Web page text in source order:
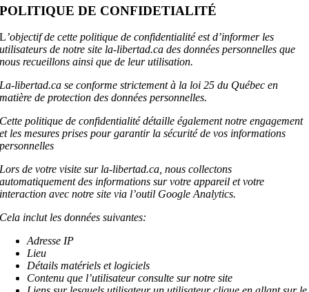
POLITIQUE DE CONFIDETIALITÉ
L’objectif de cette politique de confidentialité est d’informer les
utilisateurs de notre site la-libertad.ca des données personnelles que
nous recueillons ainsi que de leur utilisation.
La-libertad.ca se conforme strictement à la loi 25 du Québec en
matière de protection des données personnelles.
Cette politique de confidentialité détaille également notre engagement
et les mesures prises pour garantir la sécurité de vos informations
personnelles
Lors de votre visite sur la-libertad.ca, nous collectons
automatiquement des informations sur votre appareil et votre
interaction avec notre site via l’outil Google Analytics.
Cela inclut les données suivantes:
Adresse IP
Lieu
Détails matériels et logiciels
Contenu que l’utilisateur consulte sur notre site